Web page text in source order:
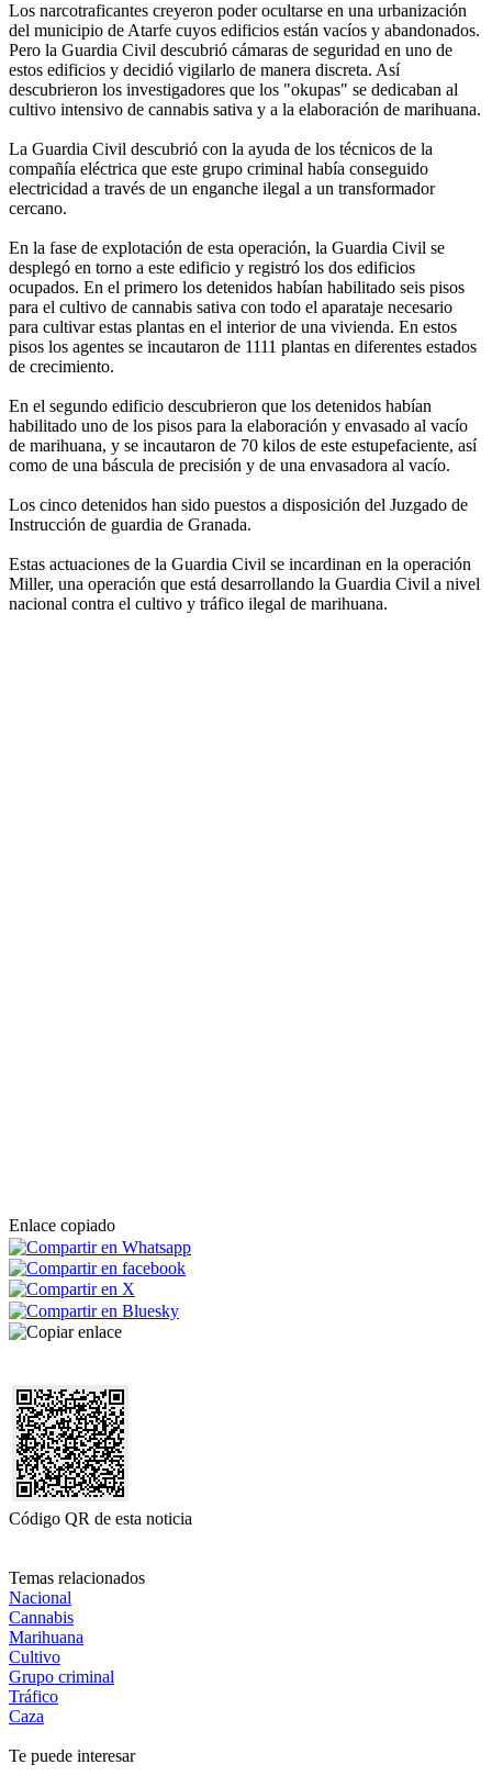
Los narcotraficantes creyeron poder ocultarse en una urbanización
del municipio de Atarfe cuyos edificios están vacíos y abandonados.
Pero la Guardia Civil descubrió cámaras de seguridad en uno de
estos edificios y decidió vigilarlo de manera discreta. Así
descubrieron los investigadores que los "okupas" se dedicaban al
cultivo intensivo de cannabis sativa y a la elaboración de marihuana.
La Guardia Civil descubrió con la ayuda de los técnicos de la
compañía eléctrica que este grupo criminal había conseguido
electricidad a través de un enganche ilegal a un transformador
cercano.
En la fase de explotación de esta operación, la Guardia Civil se
desplegó en torno a este edificio y registró los dos edificios
ocupados. En el primero los detenidos habían habilitado seis pisos
para el cultivo de cannabis sativa con todo el aparataje necesario
para cultivar estas plantas en el interior de una vivienda. En estos
pisos los agentes se incautaron de 1111 plantas en diferentes estados
de crecimiento.
En el segundo edificio descubrieron que los detenidos habían
habilitado uno de los pisos para la elaboración y envasado al vacío
de marihuana, y se incautaron de 70 kilos de este estupefaciente, así
como de una báscula de precisión y de una envasadora al vacío.
Los cinco detenidos han sido puestos a disposición del Juzgado de
Instrucción de guardia de Granada.
Estas actuaciones de la Guardia Civil se incardinan en la operación
Miller, una operación que está desarrollando la Guardia Civil a nivel
nacional contra el cultivo y tráfico ilegal de marihuana.
Enlace copiado
Código QR de esta noticia
Temas relacionados
Nacional
Cannabis
Marihuana
Cultivo
Grupo criminal
Tráfico
Caza
Te puede interesar